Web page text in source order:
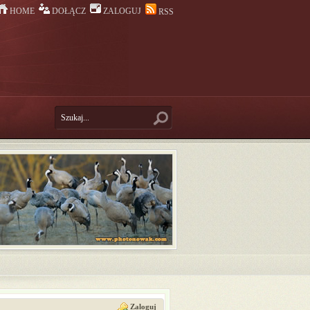
HOME DOŁĄCZ ZALOGUJ RSS
Zaloguj